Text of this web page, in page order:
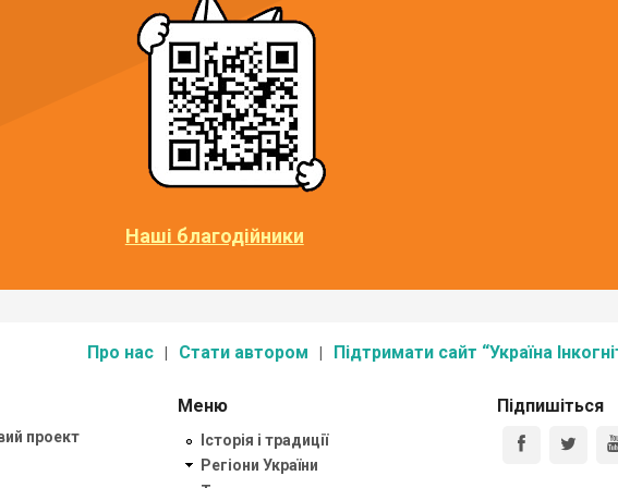
Наші благодійники
Про нас Стати автором Підтримати сайт “Україна
проект
Меню
Історія і традиції
Регіони України
Підпишіться